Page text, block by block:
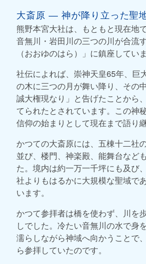
大斎原 ― 神が降り立った聖
熊野本宮大社は、もともと現在地
音無川・岩田川の三つの川が合流
（おおゆのはら）」に鎮座してい
社伝によれば、崇神天皇65年、巨
の木に三つの月が舞い降り、その
誠大権現なり」と告げたことから
てられたとされています。この神
信仰の始まりとして現在まで語り
かつての大斎原には、五棟十二社
並び、楼門、神楽殿、能舞台など
た。境内は約一万一千坪にも及び
社よりもはるかに大規模な聖域で
います。
かつて参拝者は橋を使わず、川を
しでした。冷たい音無川の水で身
濡らしながら神域へ向かうことで
ら参拝していたのです。